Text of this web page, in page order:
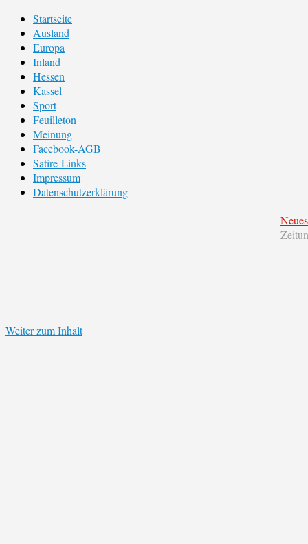
Startseite
Ausland
Europa
Inland
Hessen
Kassel
Sport
Feuilleton
Meinung
Facebook-AGB
Satire-Links
Impressum
Datenschutzerklärung
Weiter zum Inhalt